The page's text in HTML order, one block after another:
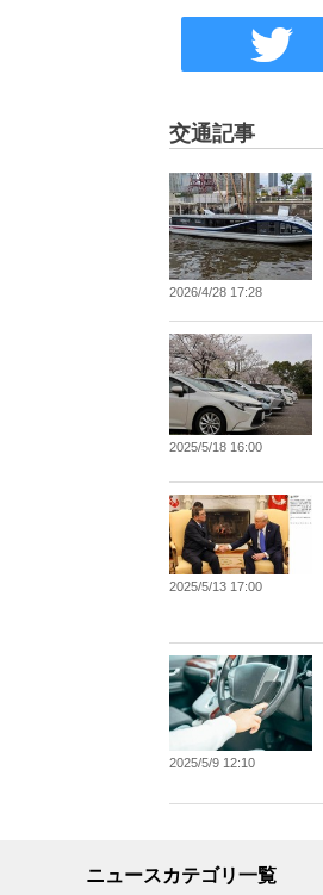
交通記事
2026/4/28 17:28
2025/5/18 16:00
2025/5/13 17:00
2025/5/9 12:10
ニュースカテゴリ一覧